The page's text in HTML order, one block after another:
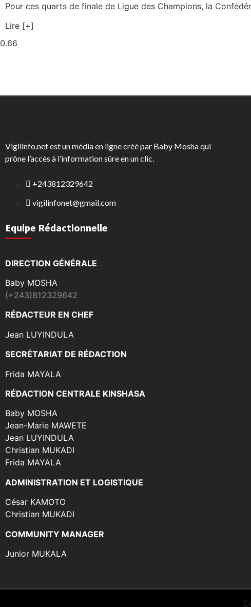
Pour ces quarts de finale de Ligue des Champions, la
Lire [+]
Vigilinfo.net est un média en ligne créé par Baby Mosha qui
prône l’accès à l’information sûre en un clic.
+243812329642
vigilinfonet@gmail.com
Equipe Rédactionnelle
DIRECTION GÉNÉRALE
Baby MOSHA
(+243)812329642
RÉDACTEUR EN CHEF
Jean LUYINDULA
SECRÉTARIAT DE RÉDACTION
Frida MAYALA
RÉDACTION CENTRALE KINSHASA
Baby MOSHA
Jean-Marie MAWETE
Jean LUYINDULA
Christian MUKADI
Frida MAYALA
ADMINISTRATION ET LOGISTIQUE
César KAMOTO
Christian MUKADI
COMMUNITY MANAGER
Junior MUKALA